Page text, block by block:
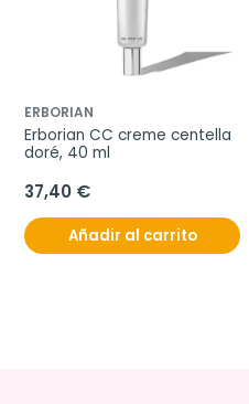
ERBORIAN
Erborian CC creme centella
doré, 40 ml
37,40 €
Añadir al carrito